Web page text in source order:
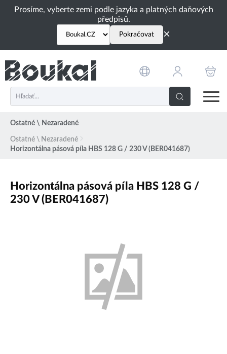
Prosíme, vyberte zemi podle jazyka a platných daňových
předpisů.
Pokračovat ×
Ostatné \ Nezaradené
Ostatné \ Nezaradené
Horizontálna pásová píla HBS 128 G / 230 V (BER041687)
Horizontálna pásová píla HBS 128 G /
230 V (BER041687)